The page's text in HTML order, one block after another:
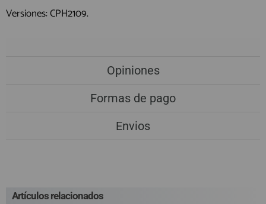
Versiones: CPH2109.
Opiniones
Formas de pago
Envios
Artículos relacionados